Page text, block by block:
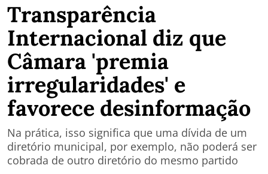
Transparência
Internacional diz que
Câmara 'premia
irregularidades' e
favorece desinformação
Na prática, isso significa que uma dívida de um
diretório municipal, por exemplo, não poderá ser
cobrada de outro diretório do mesmo partido